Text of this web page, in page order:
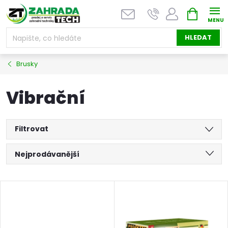
Přejít
na
obsah
HLEDAT
NÁKUPNÍ
KOŠÍK
Brusky
Vibrační
Filtrovat
Ř
a
Nejprodávanější